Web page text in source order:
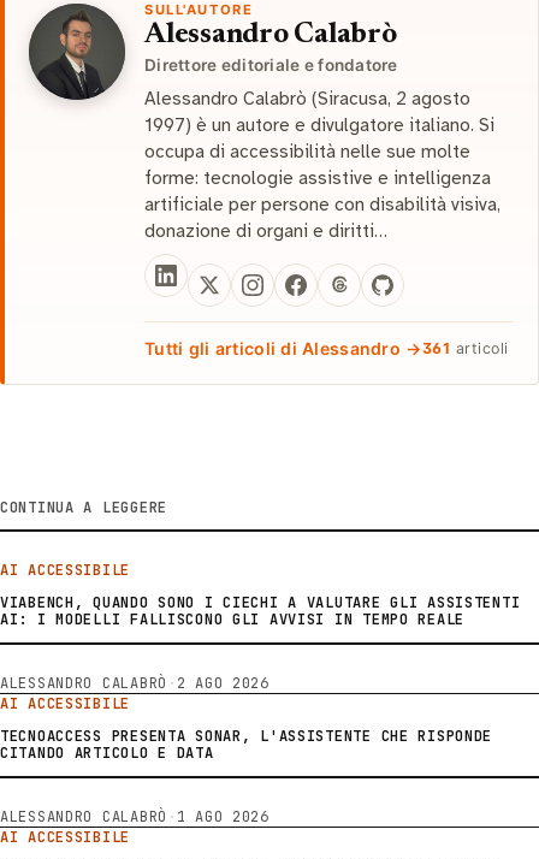
SULL'AUTORE
Alessandro Calabrò
Direttore editoriale e fondatore
Alessandro Calabrò (Siracusa, 2 agosto
1997) è un autore e divulgatore italiano. Si
occupa di accessibilità nelle sue molte
forme: tecnologie assistive e intelligenza
artificiale per persone con disabilità visiva,
donazione di organi e diritti…
Tutti gli articoli di Alessandro →361 articoli
CONTINUA A LEGGERE
AI ACCESSIBILE
VIABENCH, QUANDO SONO I CIECHI A VALUTARE GLI ASSISTENTI
AI: I MODELLI FALLISCONO GLI AVVISI IN TEMPO REALE
ALESSANDRO CALABRÒ · 2 AGO 2026
AI ACCESSIBILE
TECNOACCESS PRESENTA SONAR, L'ASSISTENTE CHE RISPONDE
CITANDO ARTICOLO E DATA
ALESSANDRO CALABRÒ · 1 AGO 2026
AI ACCESSIBILE